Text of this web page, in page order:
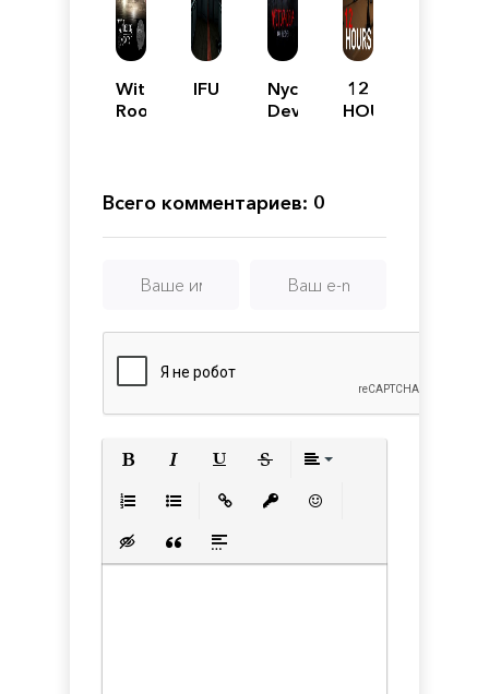
Withering
Rooms
IFU
Nyctophobia:
Devil
12
HOURS
Всего комментариев: 0
Вставка скрытого текста
Вставка цитаты
Вставка спойлера